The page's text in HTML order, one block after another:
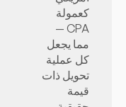
كعمولة
CPA —
مما يجعل
كل عملية
تحويل ذات
قيمة